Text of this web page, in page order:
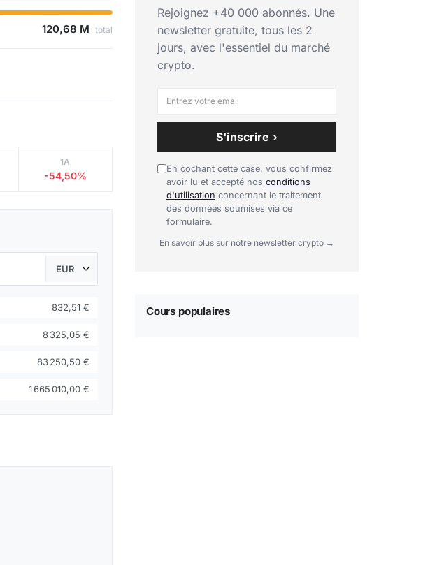
120,68 M total
1A
-54,50%
832,51 €
8 325,05 €
83 250,50 €
1 665 010,00 €
Rejoignez +40 000 abonnés. Une
newsletter gratuite, tous les 2
jours, avec l'essentiel du marché
crypto.
S'inscrire ›
En cochant cette case, vous confirmez
avoir lu et accepté nos conditions
d'utilisation concernant le traitement
des données soumises via ce
formulaire.
En savoir plus sur notre newsletter crypto →
Cours populaires